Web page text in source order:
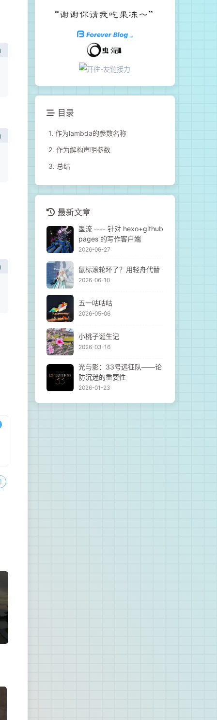
目录
1. 作为lambda的参数名称
2. 作为解构声明参数
3. 总结
最新文章
墨流 ---- 针对 hexo+github
pages 的写作客户端
2026-06-27
鼠标滚轮坏了？用轻舟代替
2026-06-10
五一咕咕咕
2026-05-06
小桃子诞生记
2026-03-16
光与影：33号远征队——论
防沉迷的重要性
2026-01-23